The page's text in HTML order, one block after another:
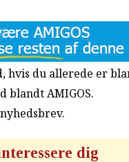
du allerede er
blandt AMIGOS.
.
dig